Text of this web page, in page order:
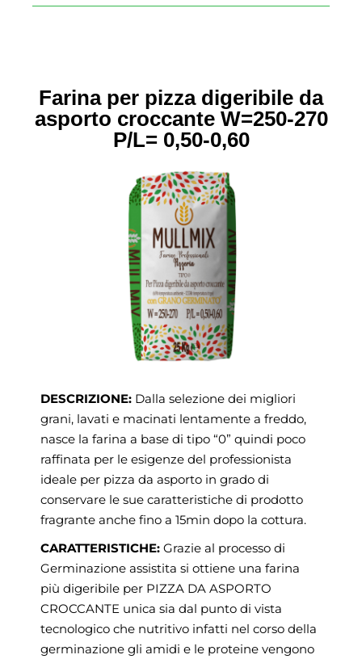
Farina per pizza digeribile da
asporto croccante W=250-270
P/L= 0,50-0,60
DESCRIZIONE: Dalla selezione dei migliori
grani, lavati e macinati lentamente a freddo,
nasce la farina a base di tipo “0” quindi poco
raffinata per le esigenze del professionista
ideale per pizza da asporto in grado di
conservare le sue caratteristiche di prodotto
fragrante anche fino a 15min dopo la cottura.
CARATTERISTICHE: Grazie al processo di
Germinazione assistita si ottiene una farina
più digeribile per PIZZA DA ASPORTO
CROCCANTE unica sia dal punto di vista
tecnologico che nutritivo infatti nel corso della
germinazione gli amidi e le proteine vengono